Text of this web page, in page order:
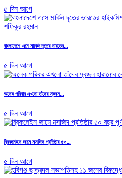
৫ দিন আগে
বাংলাদেশে এসে মার্কিন দূতের ভারতের...
৫ দিন আগে
অনেক পরিবার এখনো তাঁদের স্বজন...
৫ দিন আগে
ব্রিকলেইন জামে মসজিদ প্রতিষ্ঠার ৫০...
৫ দিন আগে